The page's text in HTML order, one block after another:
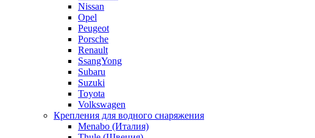
Nissan
Opel
Peugeot
Porsche
Renault
SsangYong
Subaru
Suzuki
Toyota
Volkswagen
Крепления для водного снаряжения
Menabo (Италия)